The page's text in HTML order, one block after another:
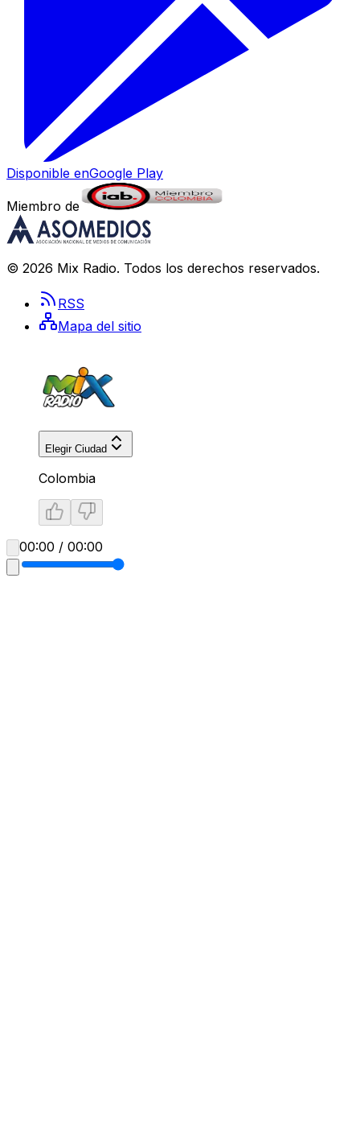
Disponible enGoogle Play
Miembro de
© 2026 Mix Radio. Todos los derechos reservados.
RSS
Mapa del sitio
Elegir Ciudad
Colombia
00:00 / 00:00